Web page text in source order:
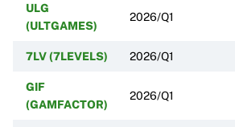
ULG
(ULTGAMES)
2026/Q1
7LV (7LEVELS) 2026/Q1
GIF
(GAMFACTOR)
2026/Q1